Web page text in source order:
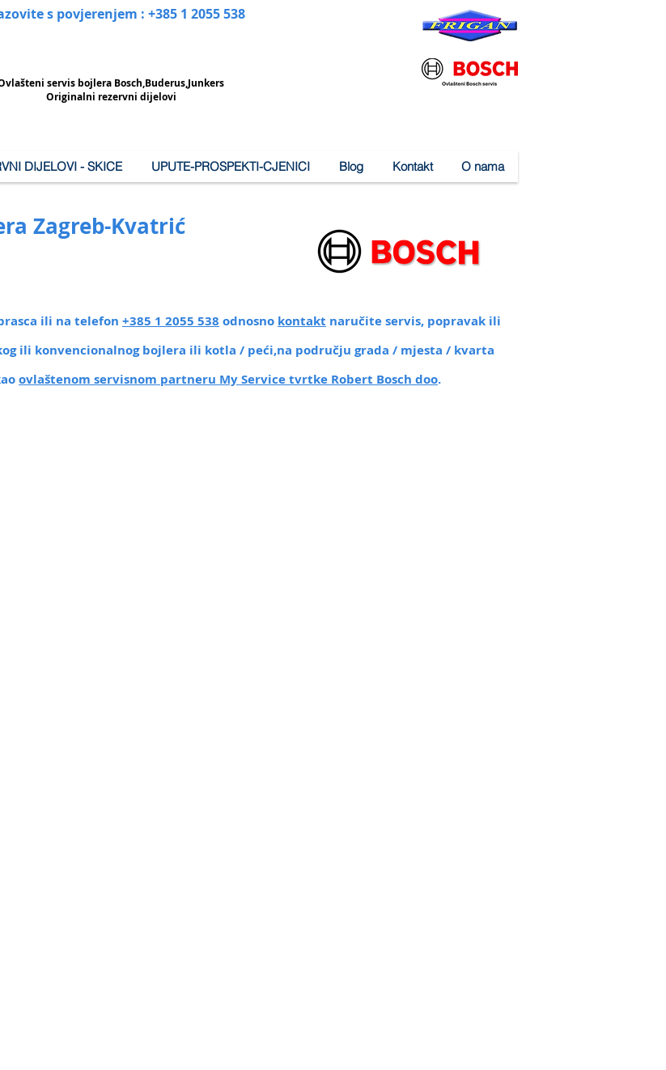
s povjerenjem : +385 1 2055 538
servis bojlera Bosch,Buderus,Junkers
Originalni rezervni dijelovi
DIJELOVI - SKICE UPUTE-PROSPEKTI-CJENICI Blog Kontakt O nama
Zagreb-Kvatrić
ili na telefon +385 1 2055 538 odnosno kontakt naručite servis, popravak ili
ili konvencionalnog bojlera ili kotla / peći,na području grada / mjesta / kvarta
ovlaštenom servisnom partneru My Service tvrtke Robert Bosch doo.